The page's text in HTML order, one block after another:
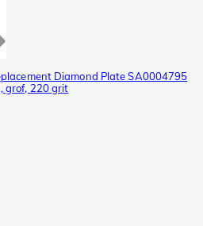
Diamond Plate SA0004795
grof, 220 grit